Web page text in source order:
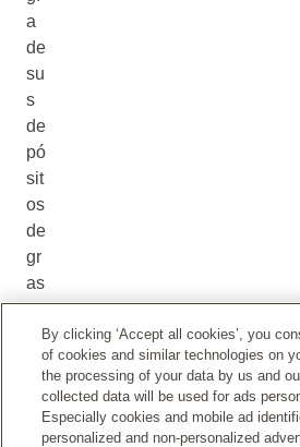
a
de
su
s
de
pó
sit
os
de
gr
as
a.
on
es
By clicking ‘Accept all cookies’, you
of cookies and similar technologies on
the processing of your data by us and
collected data will be used for ads
Especially cookies and mobile ad
personalized and non-personalized